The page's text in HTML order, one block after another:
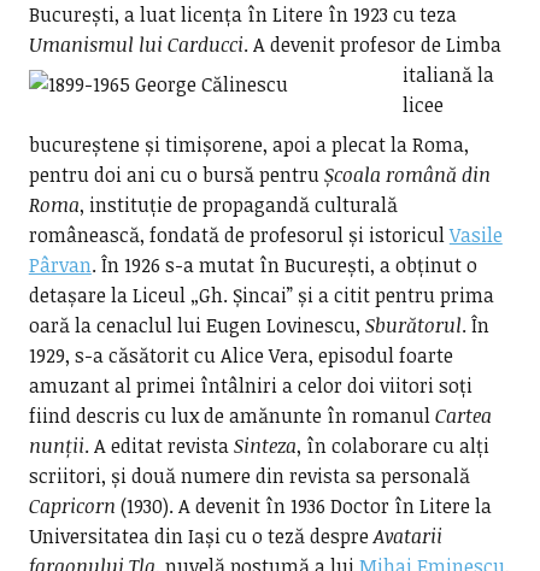
București, a luat licența în Litere în 1923 cu teza
Umanismul lui Carducci.A devenit profesor de Limba
italiană la
licee
bucureștene și timișorene, apoi a plecat la Roma,
pentru doi ani cu o bursă pentruȘcoala română din
Roma, instituție de propagandă culturală
românească, fondată de profesorul și istoriculVasile
Pârvan. În 1926 s-a mutat în București, a obținut o
detașare la Liceul „Gh. Șincai” și a citit pentru prima
oară la cenaclul lui Eugen Lovinescu, Sburătorul. În
1929, s-a căsătorit cu Alice Vera, episodul foarte
amuzant al primei întâlniri a celor doi viitori soți
fiind descris cu lux de amănunte în romanulCartea
nunții. A editat revistaSinteza, în colaborare cu alți
scriitori, și două numere din revista sa personală
Capricorn (1930). A devenit în 1936 Doctor în Litere la
Universitatea din Iași cu o teză despreAvatarii